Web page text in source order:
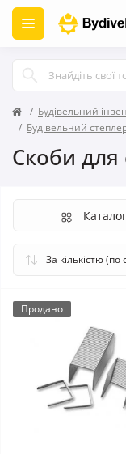
Будівельний
Будівельний
Скоби для
Каталог
Продано